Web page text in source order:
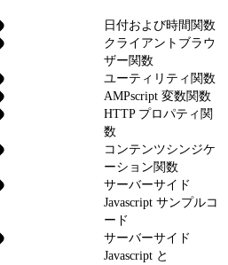
日付および時間関数
クライアントブラウ
ザー関数
ユーティリティ関数
AMPscript 変数関数
HTTP プロパティ関
数
コンテンツシンジケ
ーション関数
サーバーサイド
Javascript サンプルコ
ード
サーバーサイド
Javascript と